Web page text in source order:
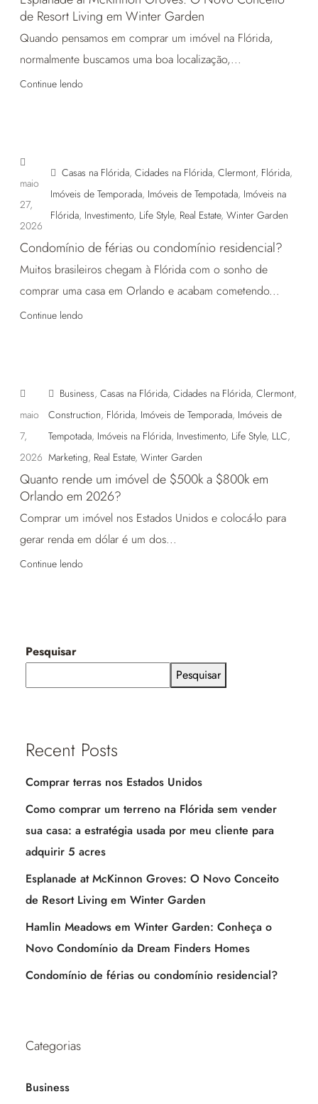
de Resort Living em Winter Garden
Quando pensamos em comprar um imóvel na Flórida,
normalmente buscamos uma boa localização,...
Continue lendo
maio
27,
2026
Casas na Flórida, Cidades na Flórida, Clermont, Flórida,
Imóveis de Temporada, Imóveis de Tempotada, Imóveis na
Flórida, Investimento, Life Style, Real Estate, Winter Garden
Condomínio de férias ou condomínio residencial?
Muitos brasileiros chegam à Flórida com o sonho de
comprar uma casa em Orlando e acabam cometendo...
Continue lendo
maio
7,
2026
Business, Casas na Flórida, Cidades na Flórida, Clermont,
Construction, Flórida, Imóveis de Temporada, Imóveis de
Tempotada, Imóveis na Flórida, Investimento, Life Style, LLC,
Marketing, Real Estate, Winter Garden
Quanto rende um imóvel de $500k a $800k em
Orlando em 2026?
Comprar um imóvel nos Estados Unidos e colocá-lo para
gerar renda em dólar é um dos...
Continue lendo
Pesquisar
Pesquisar
Recent Posts
Comprar terras nos Estados Unidos
Como comprar um terreno na Flórida sem vender
sua casa: a estratégia usada por meu cliente para
adquirir 5 acres
Esplanade at McKinnon Groves: O Novo Conceito
de Resort Living em Winter Garden
Hamlin Meadows em Winter Garden: Conheça o
Novo Condomínio da Dream Finders Homes
Condomínio de férias ou condomínio residencial?
Categorias
Business